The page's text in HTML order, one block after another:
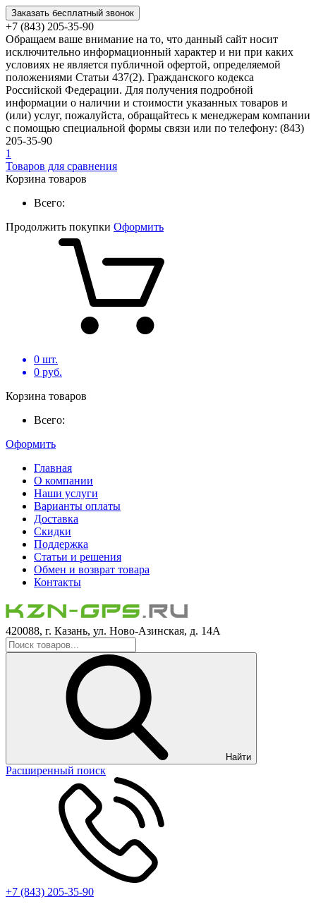
Заказать бесплатный звонок
+7 (843) 205-35-90
Обращаем ваше внимание на то, что данный сайт носит
исключительно информационный характер и ни при каких
условиях не является публичной офертой, определяемой
положениями Статьи 437(2). Гражданского кодекса
Российской Федерации. Для получения подробной
информации о наличии и стоимости указанных товаров и
(или) услуг, пожалуйста, обращайтесь к менеджерам компании
с помощью специальной формы связи или по телефону: (843)
205-35-90
1
Товаров для сравнения
Корзина товаров
Всего:
Продолжить покупки Оформить
0 шт.
0 руб.
Корзина товаров
Всего:
Оформить
Главная
О компании
Наши услуги
Варианты оплаты
Доставка
Скидки
Поддержка
Статьи и решения
Обмен и возврат товара
Контакты
420088, г. Казань, ул. Ново-Азинская, д. 14А
Найти
Расширенный поиск
+7 (843) 205-35-90